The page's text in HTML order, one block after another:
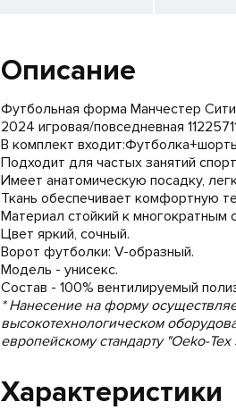
Описание
Футбольная форма Манчестер
2024 игровая/повседневная
В комплект
Подходит для частых занятий
Имеет анатомическую посадку,
Ткань обеспечивает комфортную
Материал стойкий к многократным
Цвет яркий, сочный.
Ворот футболки: V-образный.
Модель - унисекс.
Состав - 100% вентилируемый
* Нанесение на форму
высокотехнологическом
европейскому стандарту "Oeko-Tex
Характеристики